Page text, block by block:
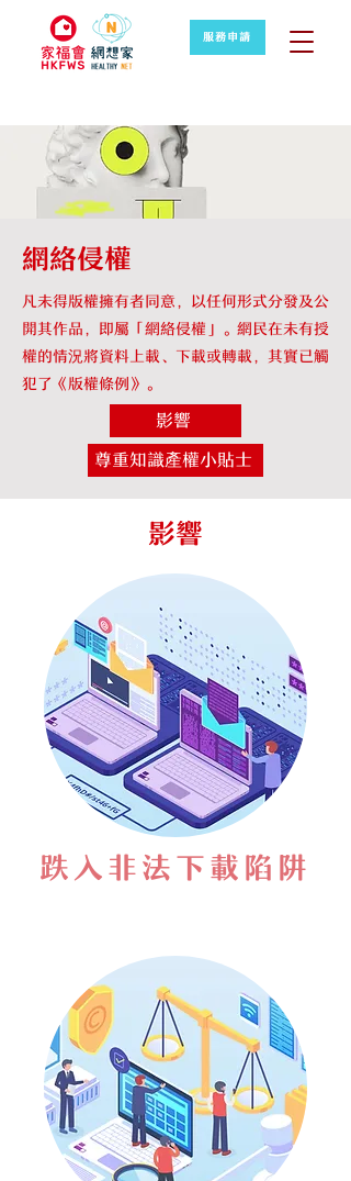
服務申請
網絡侵權
凡未得版權擁有者同意，以任何形式分發及公
開其作品，即屬「網絡侵權」。網民在未有授
權的情況將資料上載、下載或轉載，其實已觸
犯了《版權條例》。
影響
尊重知識產權小貼士
影響
跌入非法下載陷阱